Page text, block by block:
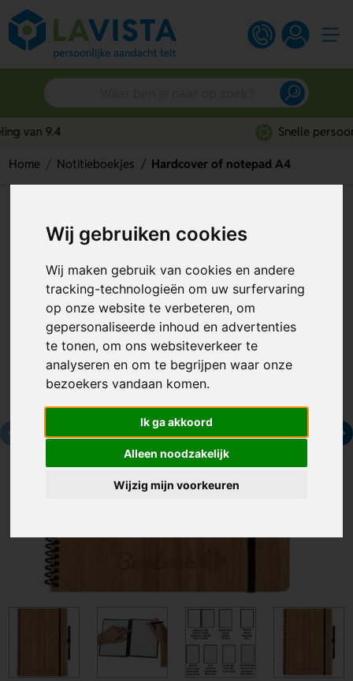
Wij gebruiken cookies
Wij maken gebruik van cookies en andere
tracking-technologieën om uw surfervaring
op onze website te verbeteren, om
gepersonaliseerde inhoud en advertenties
te tonen, om ons websiteverkeer te
analyseren en om te begrijpen waar onze
bezoekers vandaan komen.
Ik ga akkoord
Alleen noodzakelijk
Wijzig mijn voorkeuren
Snelle persoonlijke service
Home Notitieboekjes Hardcover of notepad A4
Artikelnummer:311612